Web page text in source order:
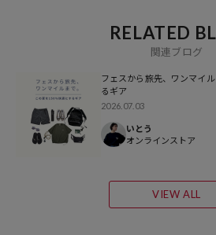
※掲載画像の商品のお色味につきましては
角度により実物と色味が異なる場合がござ
※着用、お取り扱いの際は、商品について
ンタグを必ずご確認下さい。
RELATED
関連ブログ
フェスから旅先、ワンマイ
るギア
2026.07.03
いとう
オンラインストア
VIEW ALL